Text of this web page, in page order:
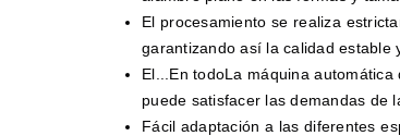
El procesamiento se realiza
garantizando así la calidad estable
El... En todoLa máquina
puede satisfacer las demandas de
Fácil adaptación a las diferentes